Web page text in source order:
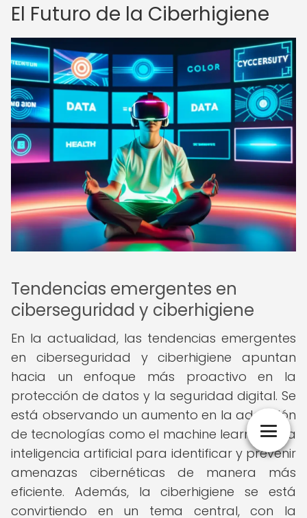
El Futuro de la Ciberhigiene
Tendencias emergentes en
ciberseguridad y ciberhigiene
En la actualidad, las tendencias emergentes
en ciberseguridad y ciberhigiene apuntan
hacia un enfoque más proactivo en la
protección de datos y la seguridad digital. Se
está observando un aumento en la adopción
de tecnologías como el machine learning y la
inteligencia artificial para identificar y prevenir
amenazas cibernéticas de manera más
eficiente. Además, la ciberhigiene se está
convirtiendo en un tema central, con la